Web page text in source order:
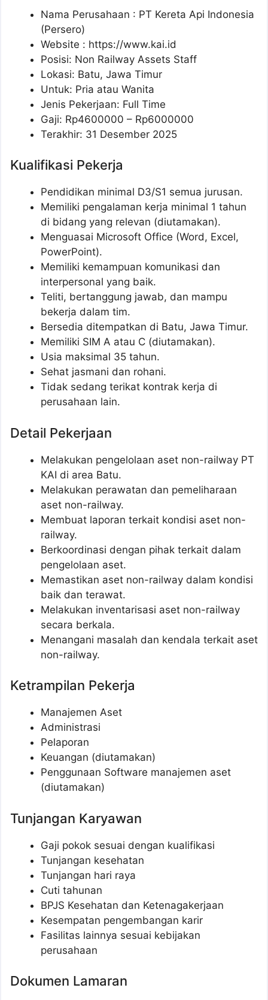
Nama Perusahaan : PT Kereta Api Indonesia
(Persero)
Website : https://www.kai.id
Posisi: Non Railway Assets Staff
Lokasi: Batu, Jawa Timur
Untuk: Pria atau Wanita
Jenis Pekerjaan: Full Time
Gaji: Rp4600000 – Rp6000000
Terakhir: 31 Desember 2025
Kualifikasi Pekerja
Pendidikan minimal D3/S1 semua jurusan.
Memiliki pengalaman kerja minimal 1 tahun
di bidang yang relevan (diutamakan).
Menguasai Microsoft Office (Word, Excel,
PowerPoint).
Memiliki kemampuan komunikasi dan
interpersonal yang baik.
Teliti, bertanggung jawab, dan mampu
bekerja dalam tim.
Bersedia ditempatkan di Batu, Jawa Timur.
Memiliki SIM A atau C (diutamakan).
Usia maksimal 35 tahun.
Sehat jasmani dan rohani.
Tidak sedang terikat kontrak kerja di
perusahaan lain.
Detail Pekerjaan
Melakukan pengelolaan aset non-railway PT
KAI di area Batu.
Melakukan perawatan dan pemeliharaan
aset non-railway.
Membuat laporan terkait kondisi aset non-
railway.
Berkoordinasi dengan pihak terkait dalam
pengelolaan aset.
Memastikan aset non-railway dalam kondisi
baik dan terawat.
Melakukan inventarisasi aset non-railway
secara berkala.
Menangani masalah dan kendala terkait aset
non-railway.
Ketrampilan Pekerja
Manajemen Aset
Administrasi
Pelaporan
Keuangan (diutamakan)
Penggunaan Software manajemen aset
(diutamakan)
Tunjangan Karyawan
Gaji pokok sesuai dengan kualifikasi
Tunjangan kesehatan
Tunjangan hari raya
Cuti tahunan
BPJS Kesehatan dan Ketenagakerjaan
Kesempatan pengembangan karir
Fasilitas lainnya sesuai kebijakan
perusahaan
Dokumen Lamaran